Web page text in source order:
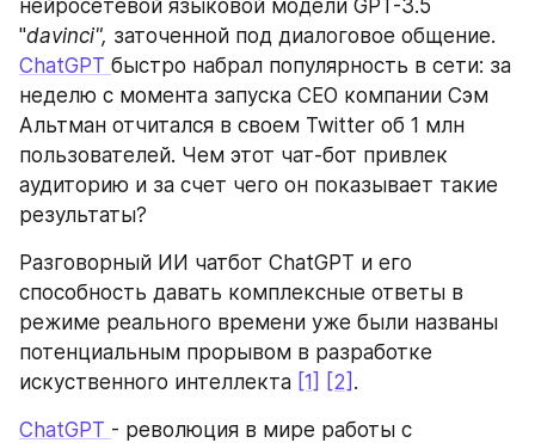
нейросетевой языковой модели GPT-3.5
"davinci",
ChatGPT быстро набрал популярность в сети: за
неделю с момента запуска СЕО компании Сэм
Альтман отчитался в своем Twitter об 1 млн
пользователей. Чем этот чат-бот привлек
аудиторию и за счет чего он показывает такие
результаты?
Разговорный ИИ чатбот ChatGPT и его
способность давать комплексные ответы в
режиме реального времени уже были названы
потенциальным прорывом в разработке
искуственного интеллекта [1] [2] .
ChatGPT - революция в мире работы с